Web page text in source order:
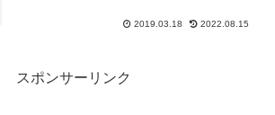
2019.03.18 2022.08.15
スポンサーリンク